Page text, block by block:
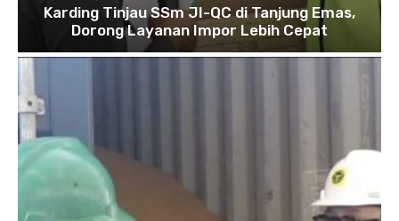
Karding Tinjau SSm JI-QC di Tanjung Emas,
Dorong Layanan Impor Lebih Cepat